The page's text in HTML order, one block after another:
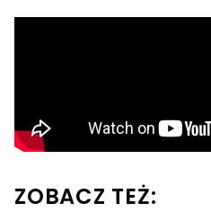
ZOBACZ TEŻ: